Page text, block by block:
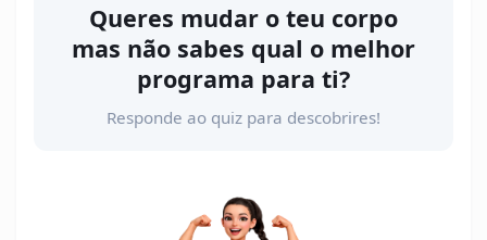
Queres mudar o teu corpo
mas não sabes qual o melhor
programa para ti?
Responde ao quiz para descobrires!